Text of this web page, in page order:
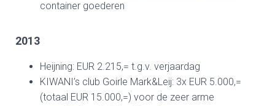
container goederen
2013
Heijning: EUR 2.215,= t.g.v. verjaardag
KIWANI’s club Goirle Mark&Leij: 3x EUR 5.000,=
(totaal EUR 15.000,=) voor de zeer arme